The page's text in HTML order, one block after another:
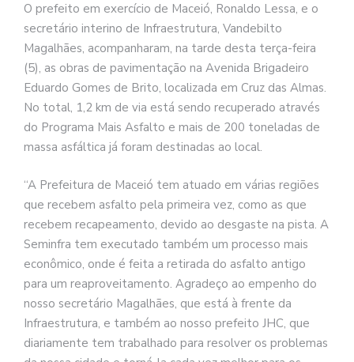
O prefeito em exercício de Maceió, Ronaldo Lessa, e o
secretário interino de Infraestrutura, Vandebilto
Magalhães, acompanharam, na tarde desta terça-feira
(5), as obras de pavimentação na Avenida Brigadeiro
Eduardo Gomes de Brito, localizada em Cruz das Almas.
No total, 1,2 km de via está sendo recuperado através
do Programa Mais Asfalto e mais de 200 toneladas de
massa asfáltica já foram destinadas ao local.
“A Prefeitura de Maceió tem atuado em várias regiões
que recebem asfalto pela primeira vez, como as que
recebem recapeamento, devido ao desgaste na pista. A
Seminfra tem executado também um processo mais
econômico, onde é feita a retirada do asfalto antigo
para um reaproveitamento. Agradeço ao empenho do
nosso secretário Magalhães, que está à frente da
Infraestrutura, e também ao nosso prefeito JHC, que
diariamente tem trabalhado para resolver os problemas